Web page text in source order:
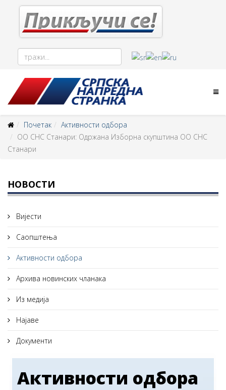
Почетак
Активности одбора
ОО СНС Станари: Одржана Изборна скупштина ОО СНС
Станари
НОВОСТИ
Вијести
Саопштења
Активности одбора
Архива новинских чланака
Из медија
Најаве
Документи
Активности одбора